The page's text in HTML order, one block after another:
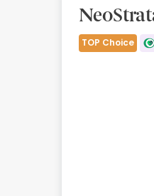
Medicamentos
Cosmética
TOP Choice